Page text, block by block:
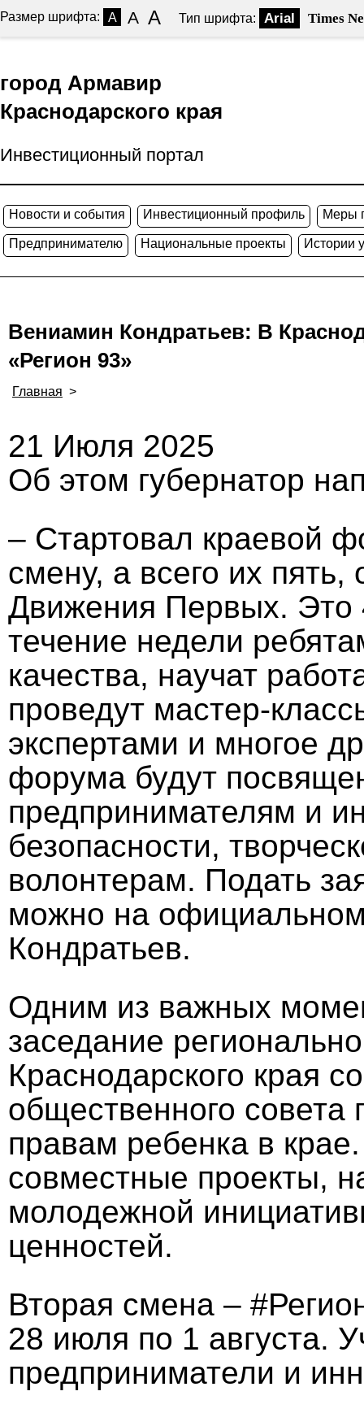
Размер шрифта: A A A Тип шрифта: Arial Times
город Армавир
Краснодарского края
Инвестиционный портал
Новости и события Инвестиционный профиль Меры
Предпринимателю Национальные проекты Истории
Вениамин Кондратьев: В
«Регион 93»
Главная >
21 Июля 2025
Об этом губернатор
– Стартовал краевой
смену, а всего их
Движения Первых. Это
течение недели
качества, научат
проведут мастер-
экспертами и многое
форума будут
предпринимателям и
безопасности,
волонтерам. Подать
можно на
Кондратьев.
Одним из важных
заседание
Краснодарского края
общественного
правам ребенка в
совместные проекты,
молодежной
ценностей.
Вторая смена –
28 июля по 1 августа.
предприниматели и